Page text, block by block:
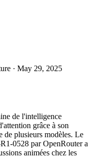
· May 29, 2025
de l'intelligence
grâce à son
de plusieurs modèles. Le
0528 par OpenRouter a
animées chez les